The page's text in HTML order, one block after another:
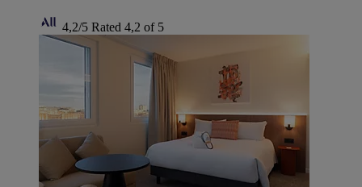
4,2/5 Rated 4,2 of 5